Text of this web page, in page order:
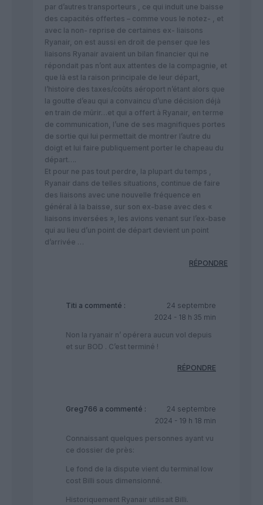
par d’autres transporteurs , ce qui induit une baisse
des capacités offertes – comme vous le notez- , et
avec la non- reprise de certaines ex- liaisons
Ryanair, on est aussi en droit de penser que les
liaisons Ryanair avaient un bilan financier qui ne
répondait pas n’ont aux attentes de la compagnie, et
que là est la raison principale de leur départ,
l’histoire des taxes/coûts aéroport n’étant alors que
la goutte d’eau qui a convaincu d’une décision déjà
en train de mûrir…et qui a offert à Ryanair, en terme
de communication, l’une de ses magnifiques portes
de sortie qui lui permettait de montrer l’autre du
doigt et lui faire publiquement porter le chapeau du
départ….
Et pour ne pas tout perdre, la plupart du temps ,
Ryanair dans de telles situations, continue de faire
des liaisons avec une nouvelle fréquence en
général à la baisse, sur son ex-base avec des «
liaisons inversées », les avions venant sur l’ex-base
qui au lieu d’un point de départ devient un point
d’arrivée …
RÉPONDRE
Titi a commenté :
24 septembre
2024 - 18 h 35 min
Non la ryanair n’ opérera aucun vol depuis
et sur BOD . C’est terminé !
RÉPONDRE
Greg766 a commenté :
24 septembre
2024 - 19 h 18 min
Connaissant quelques personnes ayant vu
ce dossier de près:
Le fond de la dispute vient du terminal low
cost Billi sous dimensionné.
Historiquement Ryanair utilisait Billi.